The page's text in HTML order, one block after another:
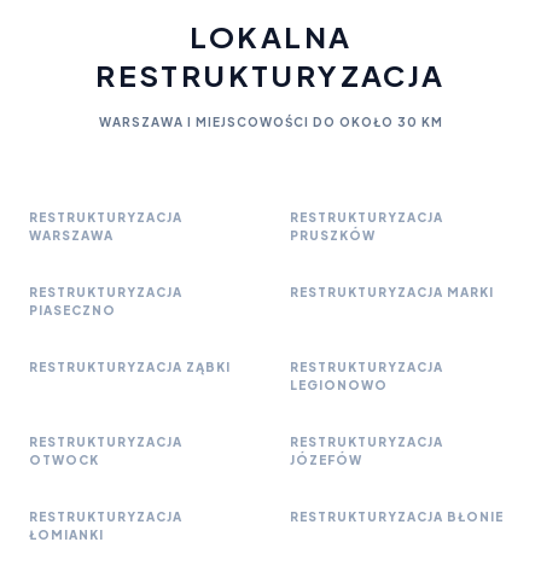
LOKALNA
RESTRUKTURYZACJA
WARSZAWA I MIEJSCOWOŚCI DO OKOŁO 30 KM
RESTRUKTURYZACJA
WARSZAWA
RESTRUKTURYZACJA
PRUSZKÓW
RESTRUKTURYZACJA
PIASECZNO
RESTRUKTURYZACJA MARKI
RESTRUKTURYZACJA ZĄBKI
RESTRUKTURYZACJA
LEGIONOWO
RESTRUKTURYZACJA
OTWOCK
RESTRUKTURYZACJA
JÓZEFÓW
RESTRUKTURYZACJA
ŁOMIANKI
RESTRUKTURYZACJA BŁONIE